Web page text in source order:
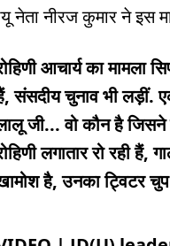
नेता नीरज कुमार ने इस
आचार्य का मामला
संसदीय चुनाव भी लड़ीं.
जी... वो कौन है
लगातार रो रही
है, उनका ट्विटर